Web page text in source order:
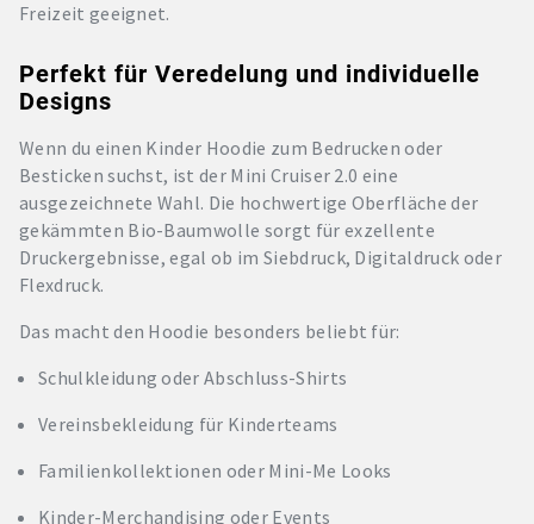
Freizeit geeignet.
Perfekt für Veredelung und individuelle
Designs
Wenn du einen Kinder Hoodie zum Bedrucken oder
Besticken suchst, ist der Mini Cruiser 2.0 eine
ausgezeichnete Wahl. Die hochwertige Oberfläche der
gekämmten Bio-Baumwolle sorgt für exzellente
Druckergebnisse, egal ob im Siebdruck, Digitaldruck oder
Flexdruck.
Das macht den Hoodie besonders beliebt für:
Schulkleidung oder Abschluss-Shirts
Vereinsbekleidung für Kinderteams
Familienkollektionen oder Mini-Me Looks
Kinder-Merchandising oder Events